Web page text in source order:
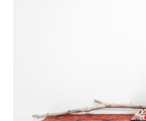
松山店の取り